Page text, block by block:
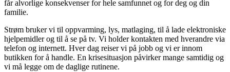
får alvorlige konsekvenser for hele samfunnet og for deg og din
familie.
Strøm bruker vi til oppvarming, lys, matlaging, til å lade elektroniske
hjelpemidler og til å se på tv. Vi holder kontakten med hverandre via
telefon og internett. Hver dag reiser vi på jobb og vi er innom
butikken for å handle. En krisesituasjon påvirker mange samtidig og
vi må legge om de daglige rutinene.